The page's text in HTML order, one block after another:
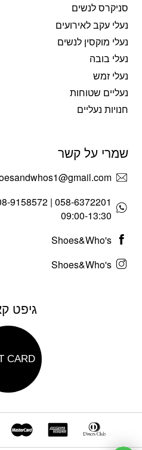
סניקרס לנשים
נעלי עקב לאירועים
נעלי מוקסין לנשים
נעלי בובה
נעלי זמש
נעליים שטוחות
חנויות נעליים
שמרי על קשר
058-6372201 | 08-9158572
09:00-13:30
Shoes&Who's
Shoes&Who's
גיפט
CARD